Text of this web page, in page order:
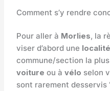
Comment s’y rendre
Pour aller à Morlies, la
viser d’abord une
commune/section la
voiture ou à vélo selon
sont rarement desservis